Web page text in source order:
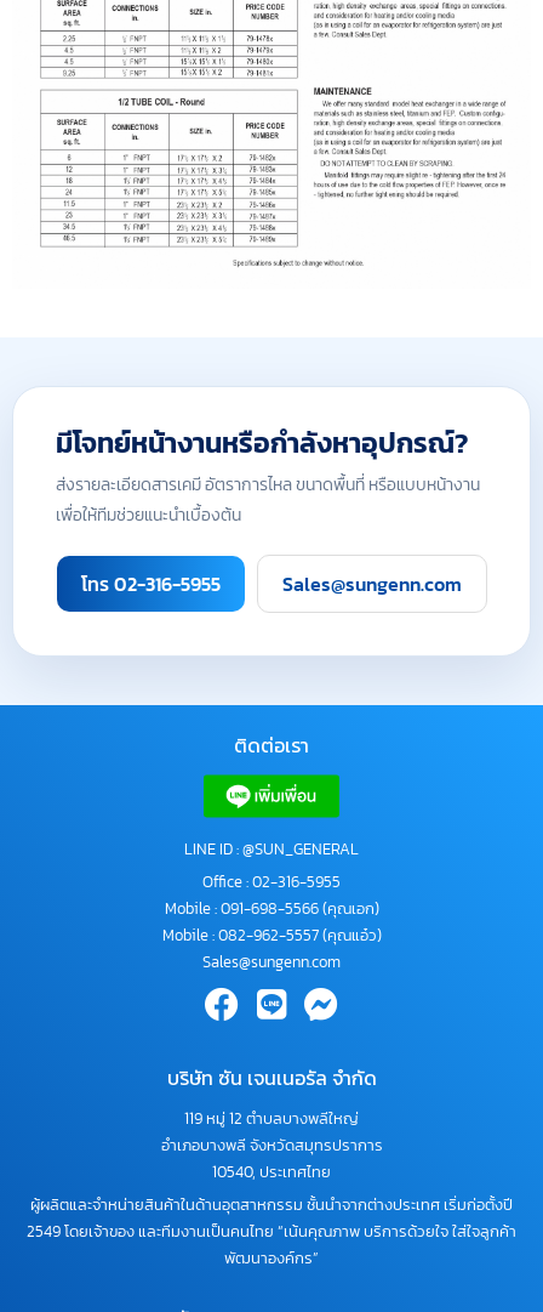
มีโจทย์หน้างานหรือกำลังหาอุปกรณ์?
ส่งรายละเอียดสารเคมี อัตราการไหล ขนาดพื้นที่ หรือแบบหน้างาน
เพื่อให้ทีมช่วยแนะนำเบื้องต้น
โทร 02-316-5955 Sales@sungenn.com
ติดต่อเรา
LINE ID : @SUN_GENERAL
Office :02-316-5955
Mobile :091-698-5566(คุณเอก)
Mobile :082-962-5557(คุณแอ๋ว)
Sales@sungenn.com
บริษัท ซัน เจนเนอรัล จำกัด
119 หมู่ 12 ตำบลบางพลีใหญ่
อำเภอบางพลี จังหวัดสมุทรปราการ
10540, ประเทศไทย
ผู้ผลิตและจำหน่ายสินค้าในด้านอุตสาหกรรม ชั้นนำจากต่างประเทศ เริ่มก่อตั้งปี
2549 โดยเจ้าของ และทีมงานเป็นคนไทย “เน้นคุณภาพ บริการด้วยใจ ใส่ใจลูกค้า
พัฒนาองค์กร”